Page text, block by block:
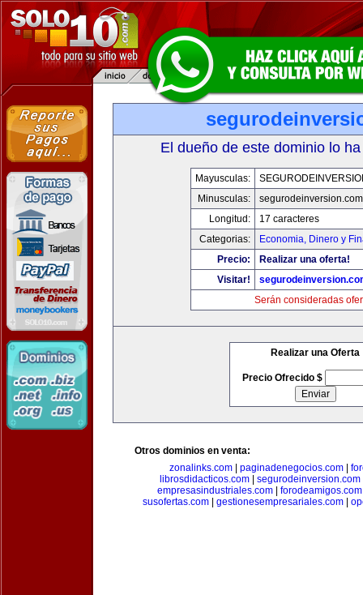
El dueño de este dominio lo
Mayusculas:
Minusculas:
segurodeinversion.com
Longitud:
17 caracteres
Categorias:
Economia, Dinero y
Precio:
Realizar una oferta!
Visitar!
Serán consideradas
Realizar una Oferta
Precio Ofrecido $
Otros dominios en venta:
zonalinks.com| paginadenegocios.com|
librosdidacticos.com| segurodeinversion.com
empresasindustriales.com| forodeamigos.com
susofertas.com| gestionesempresariales.com|